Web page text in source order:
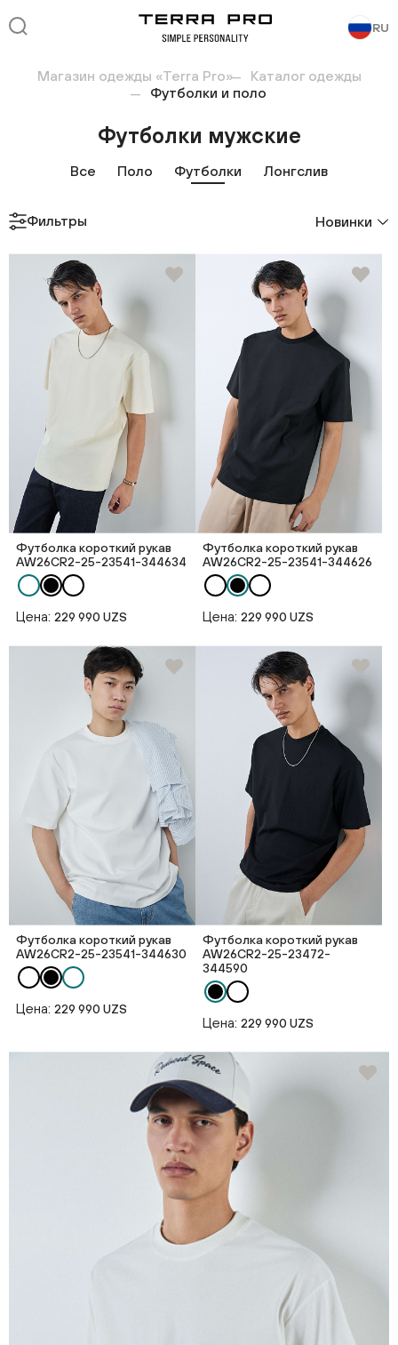
RU
Магазин одежды «Terra Pro»
Каталог одежды
Футболки и поло
Футболки мужские
Все Поло Футболки Лонгслив
Фильтры Новинки
Футболка короткий рукав
AW26CR2-25-23541-344634
Цена: 229 990 UZS
Футболка короткий рукав
AW26CR2-25-23541-344626
Цена: 229 990 UZS
Футболка короткий рукав
AW26CR2-25-23541-344630
Цена: 229 990 UZS
Футболка короткий рукав
AW26CR2-25-23472-
344590
Цена: 229 990 UZS